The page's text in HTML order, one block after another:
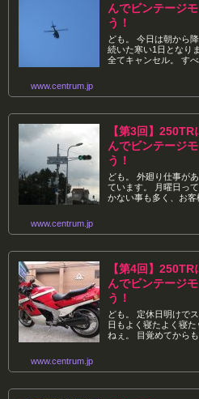
んでビンテージ
う！
ども。 今日は朝から
続いた寒い1日となり
全てキャンセル。 す
www.centrum.jp
【第3回】
んでビンテージ
う！
ども。 外廻り仕事が
ています。 月曜日っ
かない事も多く、お客
www.centrum.jp
【第4回】
んでビンテージ
う！
ども。 定休日明けで
日もよく寝たよく寝
ねぇ。 目覚めてからも
www.centrum.jp